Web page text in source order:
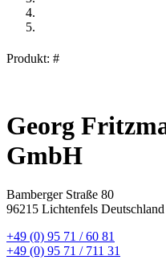
Produkt: #
Georg
GmbH
Bamberger Straße 80
96215 Lichtenfels Deutschland
+49 (0) 95 71 / 60 81
+49 (0) 95 71 / 711 31